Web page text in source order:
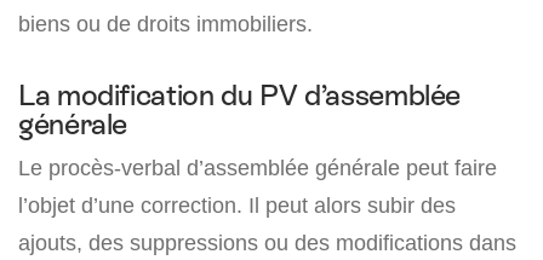
biens ou de droits immobiliers.
La modification du PV d’assemblée
générale
Le procès-verbal d’assemblée générale peut faire
l’objet d’une correction. Il peut alors subir des
ajouts, des suppressions ou des modifications dans